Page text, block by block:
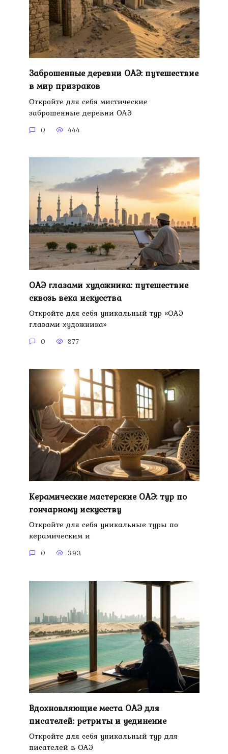
Заброшенные деревни ОАЭ: путешествие
в мир призраков
Откройте для себя мистические
заброшенные деревни ОАЭ
0 444
ОАЭ глазами художника: путешествие
сквозь века искусства
Откройте для себя уникальный тур «ОАЭ
глазами художника»
0 377
Керамические мастерские ОАЭ: тур по
гончарному искусству
Откройте для себя уникальные туры по
керамическим и
0 393
Вдохновляющие места ОАЭ для
писателей: ретриты и уединение
Откройте для себя уникальный тур для
писателей в ОАЭ